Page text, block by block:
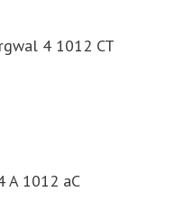
4 1012 CT
A 1012 aC